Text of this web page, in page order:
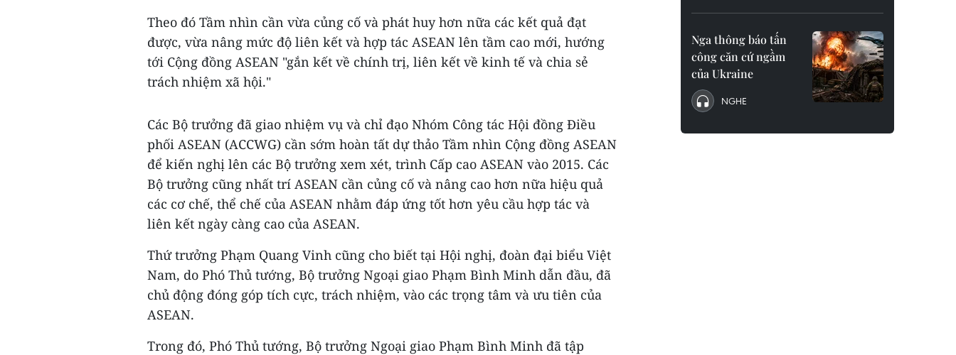
Theo đó Tầm nhìn cần vừa củng cố và phát huy hơn nữa các kết quả đạt
được, vừa nâng mức độ liên kết và hợp tác ASEAN lên tầm cao mới, hướng
tới Cộng đồng ASEAN "gắn kết về chính trị, liên kết về kinh tế và chia sẻ
trách nhiệm xã hội."
Các Bộ trưởng đã giao nhiệm vụ và chỉ đạo Nhóm Công tác Hội đồng Điều
phối ASEAN (ACCWG) cần sớm hoàn tất dự thảo Tầm nhìn Cộng đồng ASEAN
để kiến nghị lên các Bộ trưởng xem xét, trình Cấp cao ASEAN vào 2015. Các
Bộ trưởng cũng nhất trí ASEAN cần củng cố và nâng cao hơn nữa hiệu quả
các cơ chế, thể chế của ASEAN nhằm đáp ứng tốt hơn yêu cầu hợp tác và
liên kết ngày càng cao của ASEAN.
Thứ trưởng Phạm Quang Vinh cũng cho biết tại Hội nghị, đoàn đại biểu Việt
Nam, do Phó Thủ tướng, Bộ trưởng Ngoại giao Phạm Bình Minh dẫn đầu, đã
chủ động đóng góp tích cực, trách nhiệm, vào các trọng tâm và ưu tiên của
ASEAN.
Trong đó, Phó Thủ tướng, Bộ trưởng Ngoại giao Phạm Bình Minh đã tập
Nga thông báo tấn
công căn cứ ngầm
của Ukraine
NGHE